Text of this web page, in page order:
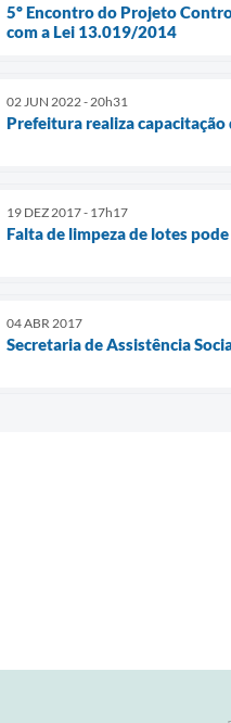
5º Encontro do Projeto
com a Lei 13.019/2014
02 JUN 2022 - 20h31
Prefeitura realiza capacitação
19 DEZ 2017 - 17h17
Falta de limpeza de lotes
04 ABR 2017
Secretaria de Assistência